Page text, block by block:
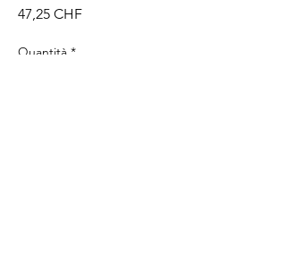
47,25 CHFPrezzo
Quantità *